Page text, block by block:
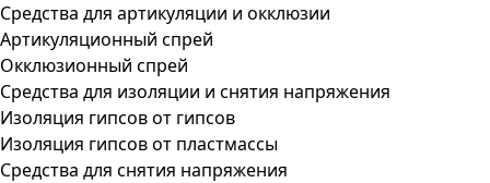
Средства для артикуляции и окклюзии
Артикуляционный спрей
Окклюзионный спрей
Средства для изоляции и снятия напряжения
Изоляция гипсов от гипсов
Изоляция гипсов от пластмассы
Средства для снятия напряжения